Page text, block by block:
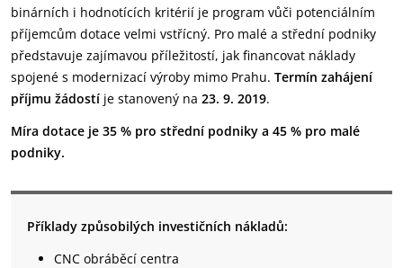
binárních i hodnotících kritérií je program vůči potenciálním
příjemcům dotace velmi vstřícný. Pro malé a střední podniky
představuje zajímavou příležitostí, jak financovat náklady
spojené s modernizací výroby mimo Prahu. Termín zahájení
příjmu žádostí je stanovený na 23. 9. 2019.
Míra dotace je 35 % pro střední podniky a 45 % pro malé
podniky.
Příklady způsobilých investičních nákladů:
CNC obráběcí centra